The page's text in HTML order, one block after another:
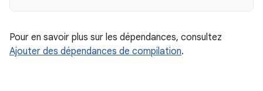
Pour en savoir plus sur les dépendances, consultez
Ajouter des dépendances de compilation.